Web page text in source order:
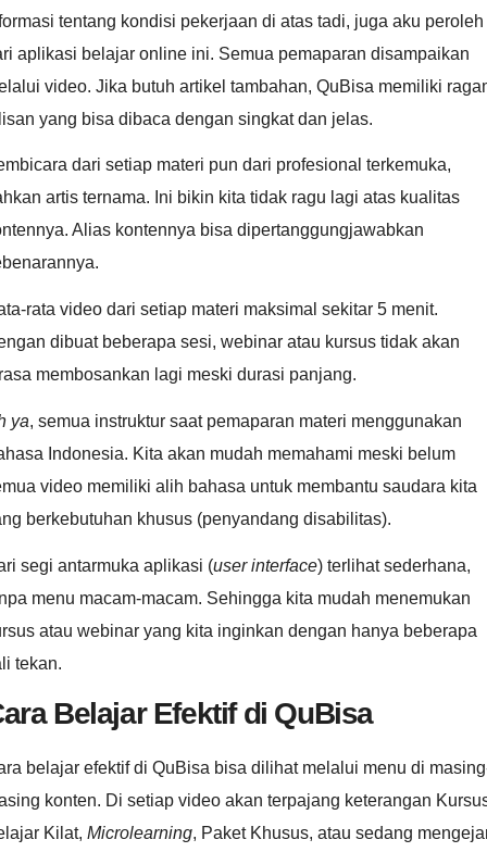
tentang kondisi pekerjaan di atas tadi, juga aku peroleh
aplikasi belajar online ini. Semua pemaparan disampaikan
video. Jika butuh artikel tambahan, QuBisa memiliki
yang bisa dibaca dengan singkat dan jelas.
dari setiap materi pun dari profesional terkemuka,
artis ternama. Ini bikin kita tidak ragu lagi atas kualitas
Alias kontennya bisa dipertanggungjawabkan
rata video dari setiap materi maksimal sekitar 5 menit.
dibuat beberapa sesi, webinar atau kursus tidak akan
membosankan lagi meski durasi panjang.
ya, semua instruktur saat pemaparan materi menggunakan
Indonesia. Kita akan mudah memahami meski belum
video memiliki alih bahasa untuk membantu saudara kita
berkebutuhan khusus (penyandang disabilitas).
segi antarmuka aplikasi (user interface) terlihat sederhana,
menu macam-macam. Sehingga kita mudah menemukan
atau webinar yang kita inginkan dengan hanya beberapa
tekan.
Belajar Efektif di QuBisa
belajar efektif di QuBisa bisa dilihat melalui menu di
konten. Di setiap video akan terpajang keterangan
Kilat, Microlearning, Paket Khusus, atau sedang